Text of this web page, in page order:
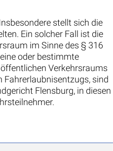
stellt sich die
Ein solcher Fall ist die
im Sinne des § 316
oder bestimmte
Verkehrsraums
Fahrerlaubnisentzugs, sind
Flensburg, in diesen